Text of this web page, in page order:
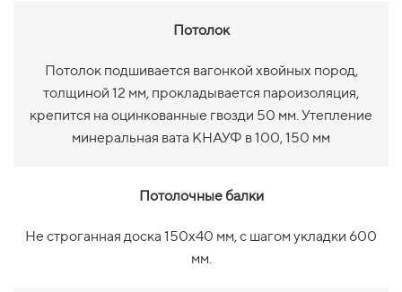
Потолок
Потолок подшивается вагонкой хвойных пород,
толщиной 12 мм, прокладывается пароизоляция,
крепится на оцинкованные гвозди 50 мм. Утепление
минеральная вата КНАУФ в 100, 150 мм
Потолочные балки
Не строганная доска 150х40 мм, с шагом укладки 600
мм.